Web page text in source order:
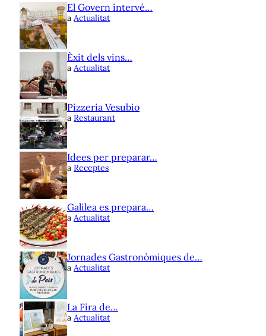
El Govern intervé…
a Actualitat
Èxit dels vins…
a Actualitat
Pizzeria Vesubio
a Restaurant
Idees per preparar…
a Receptes
Galilea es prepara…
a Actualitat
Jornades Gastronòmiques de…
a Actualitat
La Fira de…
a Actualitat